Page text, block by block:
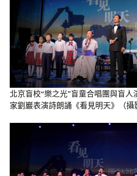
北京盲校“樂之光”盲童合唱團與盲人
家劉巖表演詩朗誦《看見明天》（攝